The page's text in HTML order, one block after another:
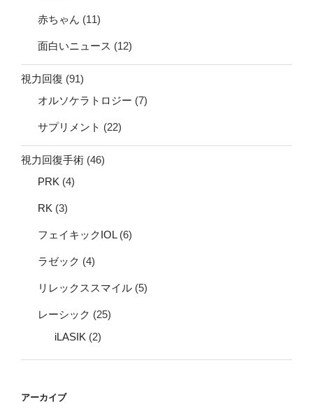
赤ちゃん (11)
面白いニュース (12)
視力回復 (91)
オルソケラトロジー (7)
サプリメント (22)
視力回復手術 (46)
PRK (4)
RK (3)
フェイキックIOL(6)
ラゼック (4)
リレックススマイル (5)
レーシック (25)
iLASIK (2)
アーカイブ